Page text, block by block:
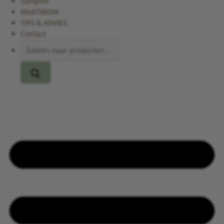
MAATWERK
TIPS & ADVIES
Contact